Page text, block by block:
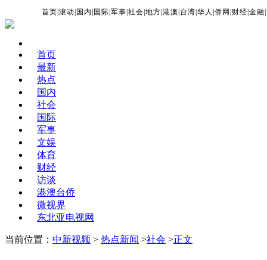
首页 |滚动 国内 国际 |军事 |社会 |地方 |港澳 台湾 |华人 |侨网 财经 |金融 |
首页
最新
热点
国内
社会
国际
军事
文娱
体育
财经
访谈
港澳台侨
微视界
东北亚电视网
当前位置： 中新视频 > 热点新闻 >社会 >正文